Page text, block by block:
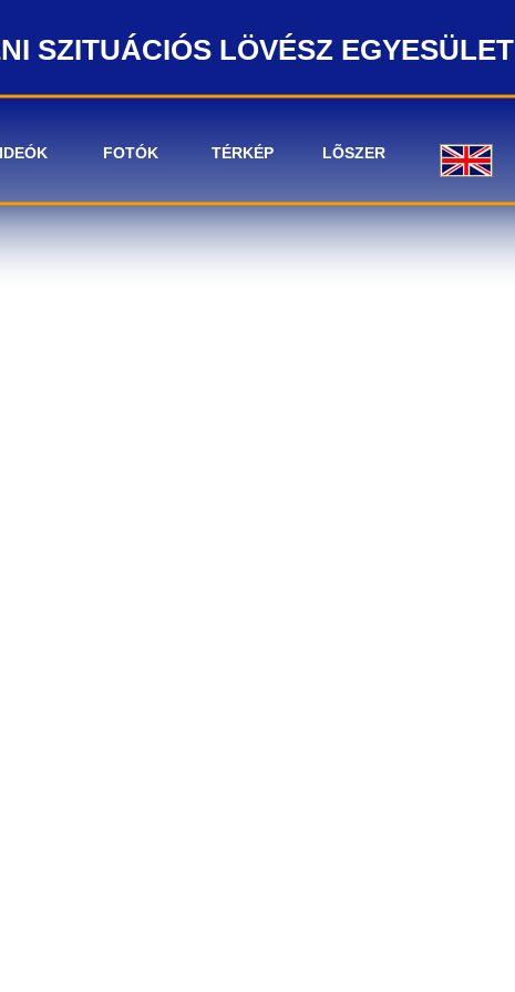
SZITUÁCIÓS LÖVÉSZ EGYESÜLET
FOTÓK TÉRKÉP LÕSZER